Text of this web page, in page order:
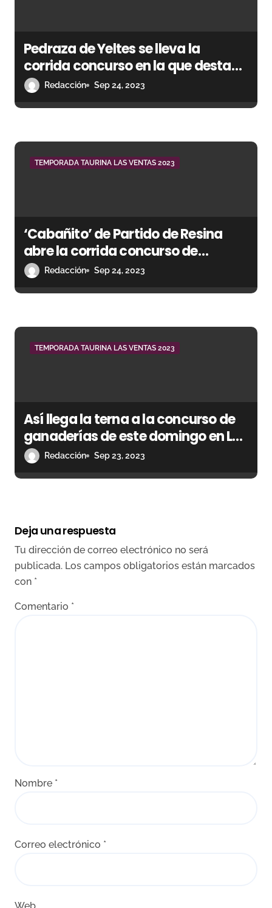
e
e
n
t
r
Pedraza de Yeltes se lleva la
corrida concurso en la que destaca
Gómez del Pilar
Redacción Sep 24, 2023
TEMPORADA TAURINA LAS VENTAS 2023
‘Cabañito’ de Partido de Resina
abre la corrida concurso de
ganaderías
Redacción Sep 24, 2023
TEMPORADA TAURINA LAS VENTAS 2023
Así llega la terna a la concurso de
ganaderías de este domingo en Las
Ventas
Redacción Sep 23, 2023
Deja una respuesta
Tu dirección de correo electrónico no será
publicada. Los campos obligatorios están marcados
con *
Comentario *
Nombre *
Correo electrónico *